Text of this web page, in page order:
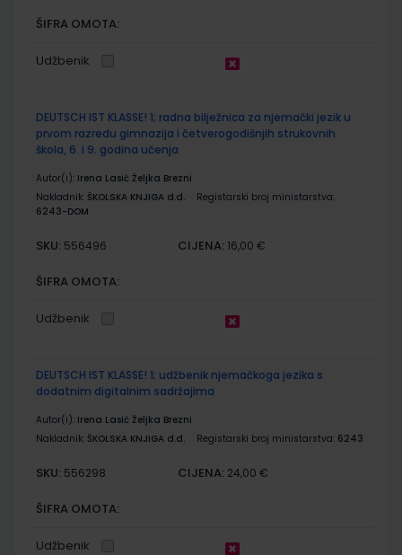
ŠIFRA OMOTA:
Udžbenik
DEUTSCH IST KLASSE! 1; radna bilježnica za njemački jezik u
prvom razredu gimnazija i četverogodišnjih strukovnih
škola, 6. i 9. godina učenja
Autor(i): Irena Lasić Željka Brezni
Nakladnik: ŠKOLSKA KNJIGA d.d.
Registarski broj ministarstva:
6243-DOM
SKU: 556496 CIJENA: 16,00 €
ŠIFRA OMOTA:
Udžbenik
DEUTSCH IST KLASSE! 1; udžbenik njemačkoga jezika s
dodatnim digitalnim sadržajima
Autor(i): Irena Lasić Željka Brezni
Nakladnik: ŠKOLSKA KNJIGA d.d. Registarski broj ministarstva: 6243
SKU: 556298 CIJENA: 24,00 €
ŠIFRA OMOTA:
Udžbenik